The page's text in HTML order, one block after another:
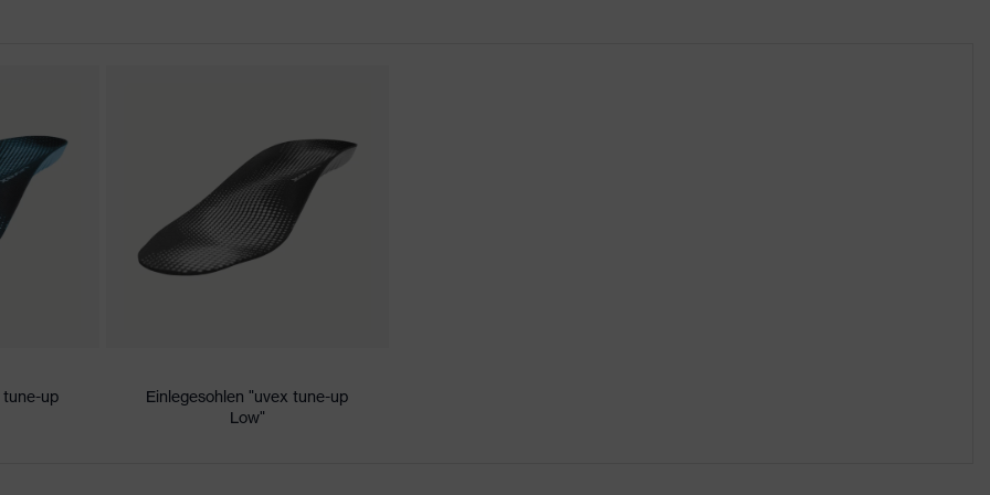
Aufladung (ESD) mit einem Ableitwiderstand kleiner 100
uvex xenova®-System
tune-up
Einlegesohlen "uvex tune-up
Low"